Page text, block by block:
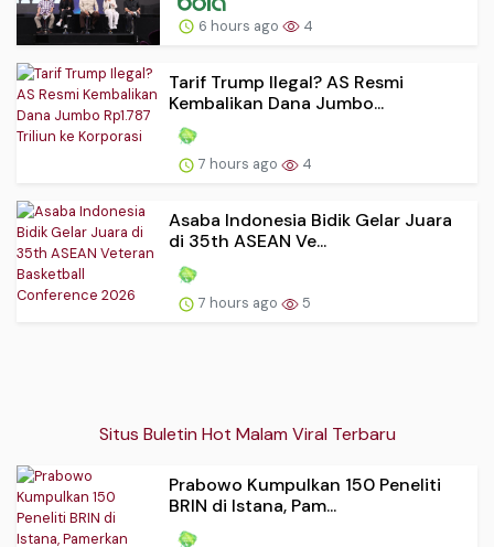
6 hours ago 4
Tarif Trump Ilegal? AS Resmi
Kembalikan Dana Jumbo...
7 hours ago 4
Asaba Indonesia Bidik Gelar Juara
di 35th ASEAN Ve...
7 hours ago 5
Situs Buletin Hot Malam Viral Terbaru
Prabowo Kumpulkan 150 Peneliti
BRIN di Istana, Pam...